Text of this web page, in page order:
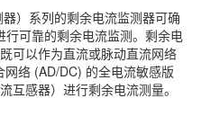
）系列的剩余电流监测器可确
可靠的剩余电流监测。剩余电
可以作为直流或脉动直流网络
络 (AD/DC) 的全电流敏感版
互感器）进行剩余电流测量。